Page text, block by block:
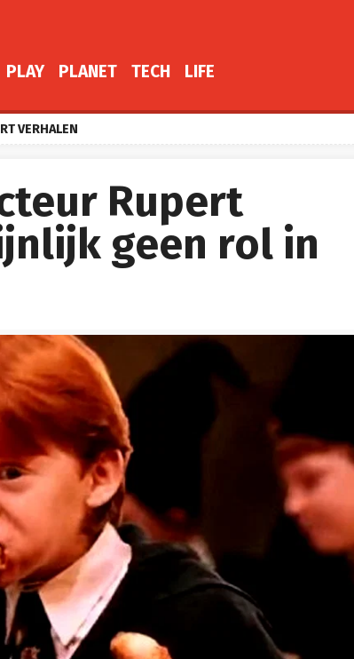
PLAY PLANET TECH LIFE
VERHALEN
Rupert
geen rol in